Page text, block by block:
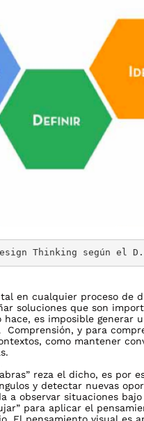
Thinking según el
en cualquier proceso de
soluciones que son
es imposible generar
Comprensión, y para
como mantener
reza el dicho, es por
y detectar nuevas
a observar situaciones
para aplicar el